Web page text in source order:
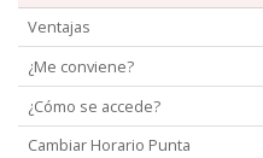
Ventajas
¿Me conviene?
¿Cómo se accede?
Cambiar Horario Punta